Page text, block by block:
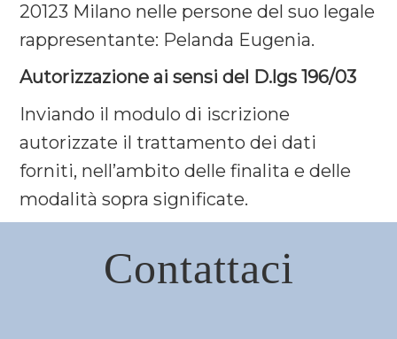
20123 Milano nelle persone del suo legale
rappresentante: Pelanda Eugenia.
Autorizzazione ai sensi del D.lgs 196/03
Inviando il modulo di iscrizione
autorizzate il trattamento dei dati
forniti, nell’ambito delle finalita e delle
modalità sopra significate.
Contattaci